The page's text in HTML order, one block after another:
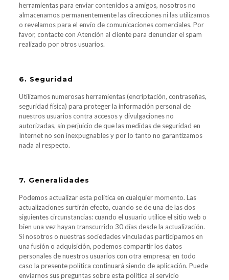
herramientas para enviar contenidos a amigos, nosotros no
almacenamos permanentemente las direcciones ni las utilizamos
o revelamos para el envío de comunicaciones comerciales. Por
favor, contacte con Atención al cliente para denunciar el spam
realizado por otros usuarios.
6. Seguridad
Utilizamos numerosas herramientas (encriptación, contraseñas,
seguridad física) para proteger la información personal de
nuestros usuarios contra accesos y divulgaciones no
autorizadas, sin perjuicio de que las medidas de seguridad en
Internet no son inexpugnables y por lo tanto no garantizamos
nada al respecto.
7. Generalidades
Podemos actualizar esta política en cualquier momento. Las
actualizaciones surtirán efecto, cuando se de una de las dos
siguientes circunstancias: cuando el usuario utilice el sitio web o
bien una vez hayan transcurrido 30 días desde la actualización.
Si nosotros o nuestras sociedades vinculadas participamos en
una fusión o adquisición, podemos compartir los datos
personales de nuestros usuarios con otra empresa; en todo
caso la presente política continuará siendo de aplicación. Puede
enviarnos sus preguntas sobre esta política al servicio